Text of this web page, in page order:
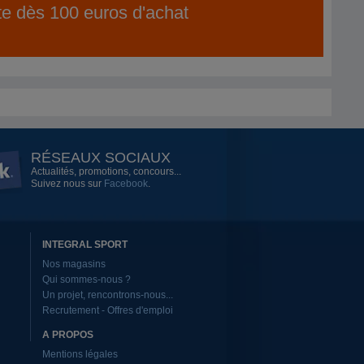
dès 100 euros d'achat
RÉSEAUX SOCIAUX
Actualités, promotions, concours...
Suivez nous sur Facebook.
INTEGRAL SPORT
Nos magasins
Qui sommes-nous ?
Un projet, rencontrons-nous...
Recrutement - Offres d'emploi
A PROPOS
Mentions légales